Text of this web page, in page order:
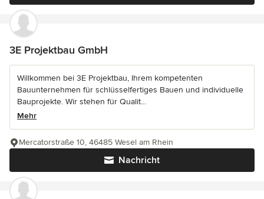
3E Projektbau GmbH
Willkommen bei 3E Projektbau, Ihrem kompetenten
Bauunternehmen für schlüsselfertiges Bauen und individuelle
Bauprojekte. Wir stehen für Qualit...
Mehr
Nachricht
Mercatorstraße 10, 46485 Wesel am Rhein